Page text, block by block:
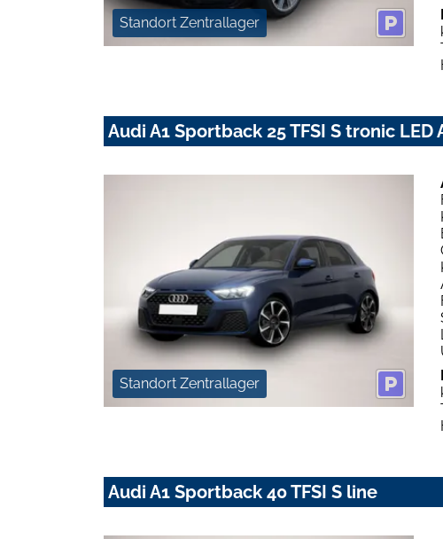
Standort Zentrallager
Audi A1 Sportback 25 TFSI S tronic LED
Standort Zentrallager
Audi A1 Sportback 40 TFSI S line